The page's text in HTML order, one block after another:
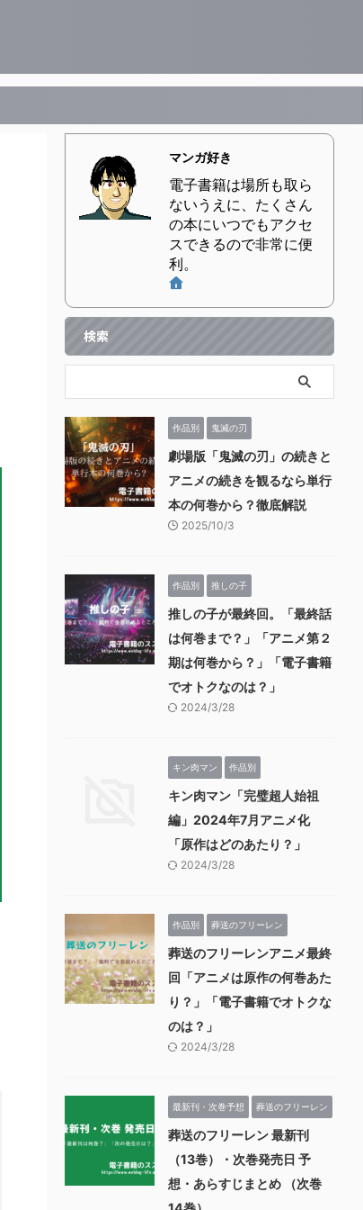
マンガ好き
電子書籍は場所も取ら
ないうえに、たくさん
の本にいつでもアクセ
スできるので非常に便
利。
検索
作品別 鬼滅の刃
劇場版「鬼滅の刃」の続きと
アニメの続きを観るなら単行
本の何巻から？徹底解説
2025/10/3
作品別 推しの子
推しの子が最終回。「最終話
は何巻まで？」「アニメ第２
期は何巻から？」「電子書籍
でオトクなのは？」
2024/3/28
キン肉マン 作品別
キン肉マン「完璧超人始祖
編」2024年7月アニメ化
「原作はどのあたり？」
2024/3/28
作品別 葬送のフリーレン
葬送のフリーレンアニメ最終
回「アニメは原作の何巻あた
り？」「電子書籍でオトクな
のは？」
2024/3/28
最新刊・次巻予想 葬送のフリーレン
葬送のフリーレン 最新刊
（13巻）・次巻発売日 予
想・あらすじまとめ （次巻